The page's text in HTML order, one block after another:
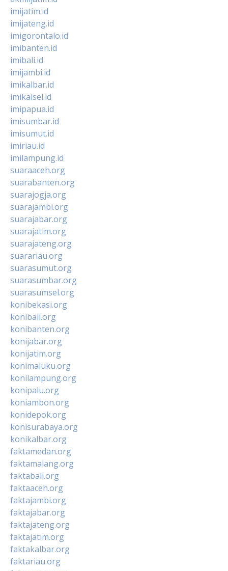
imijatim.id
imijateng.id
imigorontalo.id
imibanten.id
imibali.id
imijambi.id
imikalbar.id
imikalsel.id
imipapua.id
imisumbar.id
imisumut.id
imiriau.id
imilampung.id
suaraaceh.org
suarabanten.org
suarajogja.org
suarajambi.org
suarajabar.org
suarajatim.org
suarajateng.org
suarariau.org
suarasumut.org
suarasumbar.org
suarasumsel.org
konibekasi.org
konibali.org
konibanten.org
konijabar.org
konijatim.org
konimaluku.org
konilampung.org
konipalu.org
koniambon.org
konidepok.org
konisurabaya.org
konikalbar.org
faktamedan.org
faktamalang.org
faktabali.org
faktaaceh.org
faktajambi.org
faktajabar.org
faktajateng.org
faktajatim.org
faktakalbar.org
faktariau.org